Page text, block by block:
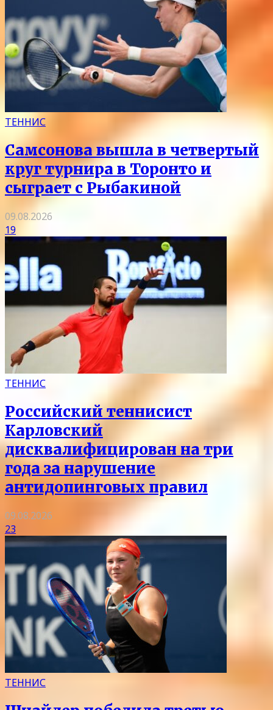
ТЕННИС
Самсонова вышла в четвертый
круг турнира в Торонто и
сыграет с Рыбакиной
09.08.2026
19
ТЕННИС
Российский теннисист
Карловский
дисквалифицирован на три
года за нарушение
антидопинговых правил
09.08.2026
23
ТЕННИС